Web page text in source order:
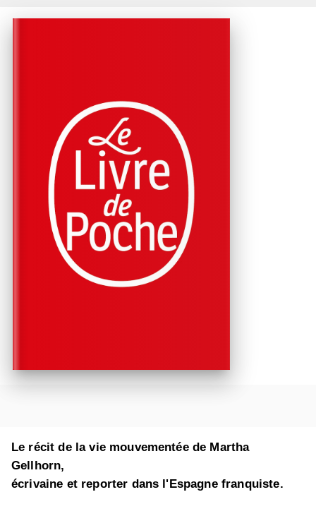
Le récit de la vie mouvementée de Martha
Gellhorn,
écrivaine et reporter dans l'Espagne franquiste.